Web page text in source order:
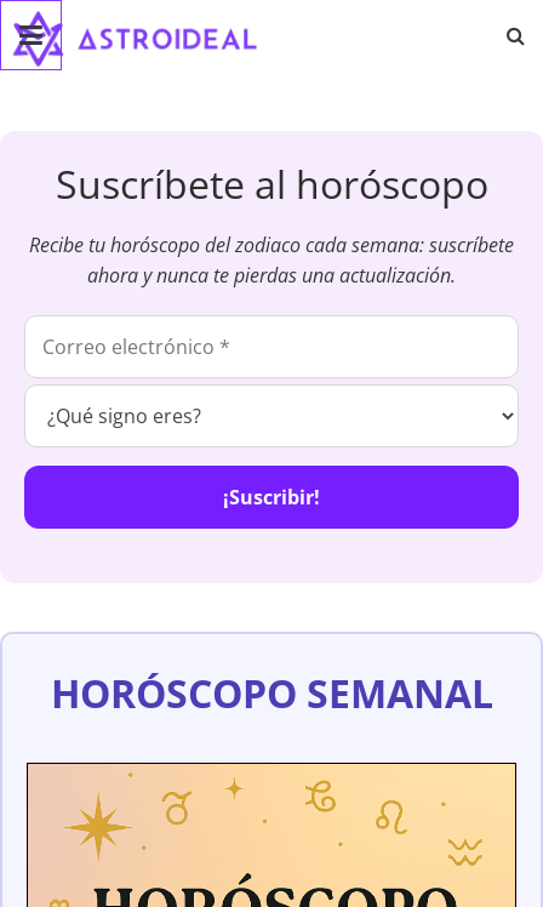
Saltar
contenido
Astroideal
Suscríbete al horóscopo
Recibe tu horóscopo del zodiaco cada semana: suscríbete
ahora y nunca te pierdas una actualización.
HORÓSCOPO SEMANAL